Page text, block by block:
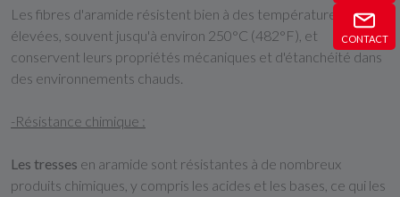
CONTACT
Les fibres d'aramide résistent bien à des températures
élevées, souvent jusqu'à environ 250°C (482°F), et
conservent leurs propriétés mécaniques et d'étanchéité dans
des environnements chauds.
-Résistance chimique :
Les tresses en aramide sont résistantes à de nombreux
produits chimiques, y compris les acides et les bases, ce qui les